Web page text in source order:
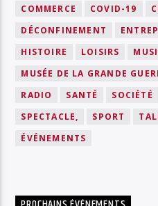
COMMERCE
COVID-19
DÉCONFINEMENT
HISTOIRE
LOISIRS
MUSÉE DE LA GRANDE
RADIO
SANTÉ SOCIÉTÉ
SPECTACLE,
SPORT
ÉVÉNEMENTS